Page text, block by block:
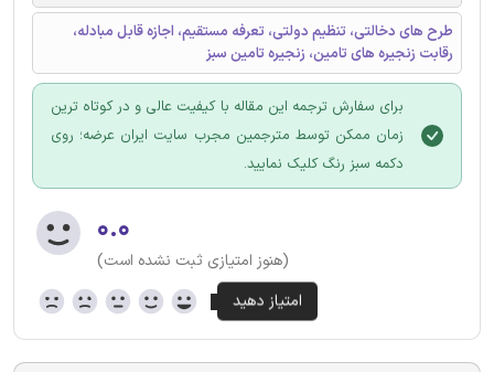
طرح های دخالتی، تنظیم دولتی، تعرفه مستقیم، اجازه قابل مبادله،
رقابت زنجیره های تامین، زنجیره تامین سبز
برای سفارش ترجمه این مقاله با کیفیت عالی و در کوتاه ترین
زمان ممکن توسط مترجمین مجرب سایت ایران عرضه؛ روی
دکمه سبز رنگ کلیک نمایید.
۰.۰
(هنوز امتیازی ثبت نشده است)